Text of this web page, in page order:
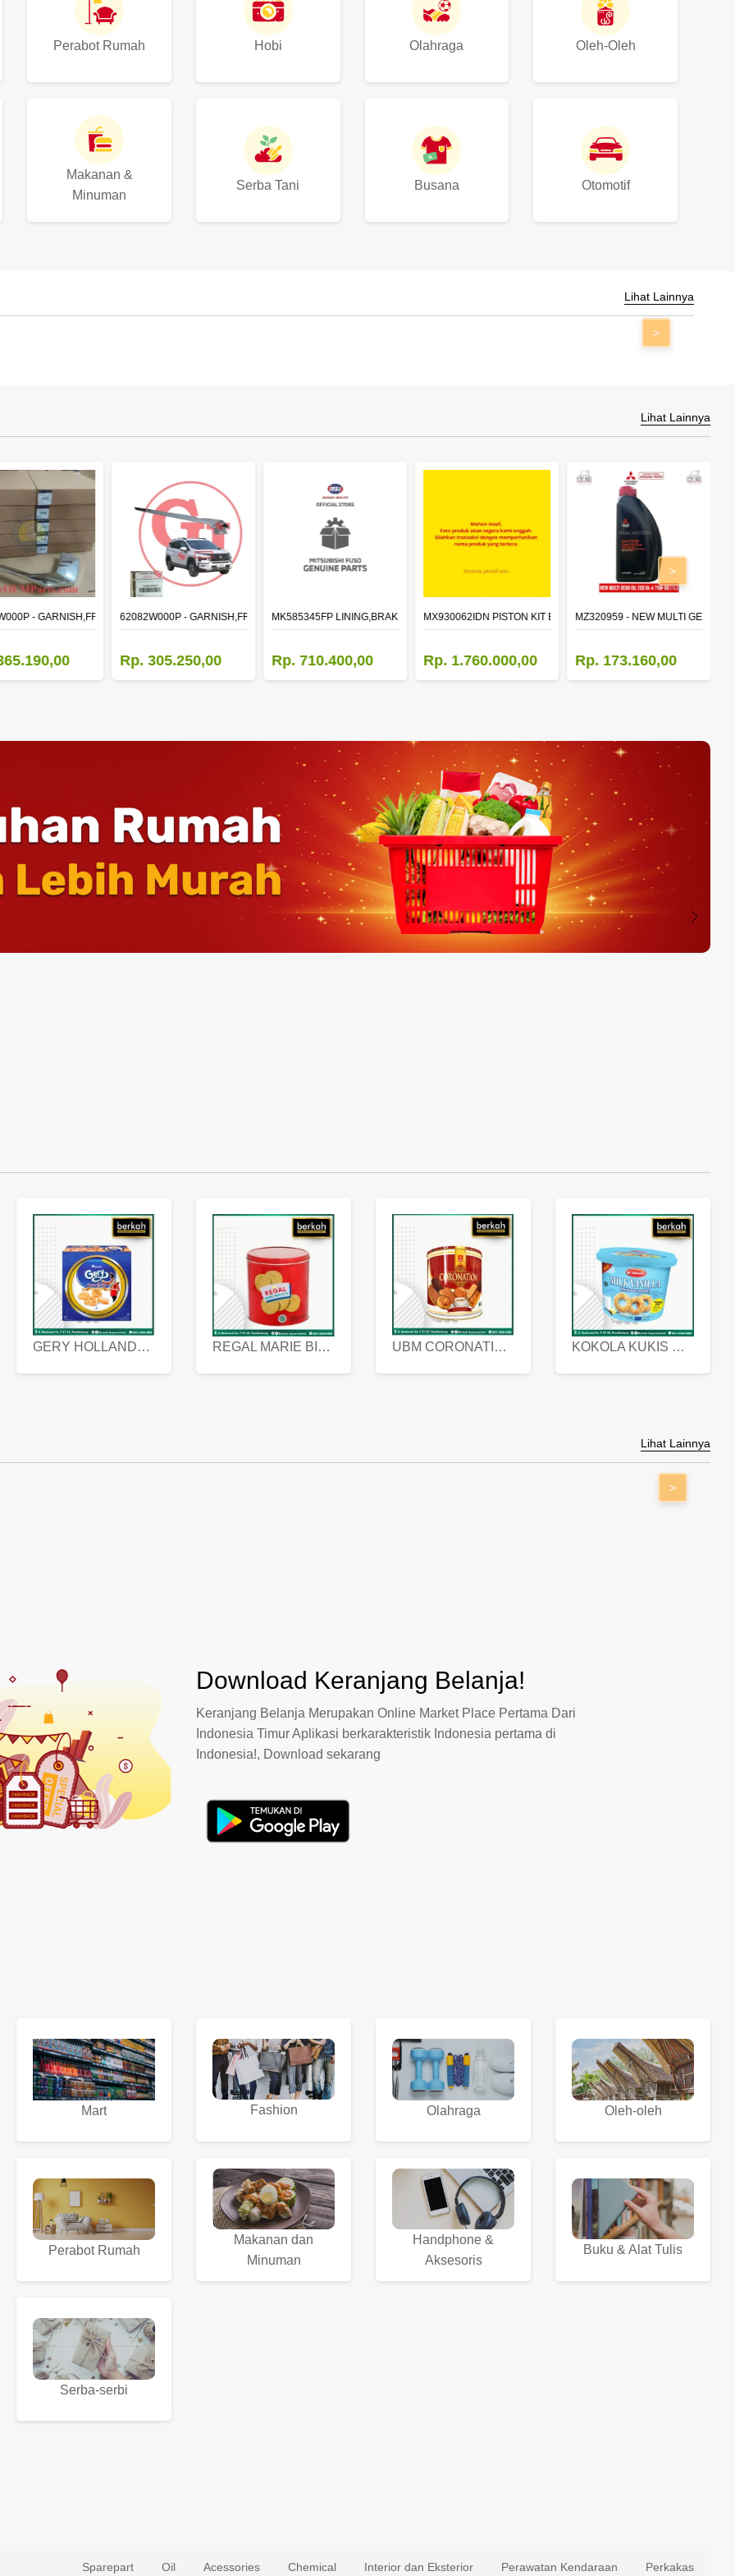
Perabot Rumah Hobi Olahraga Oleh-Oleh
Makanan &
Minuman
Serba Tani Busana Otomotif
Lihat Lainnya
>
Lihat Lainnya
- GARNISH,FR BUMPER SIDE62082W000P - GARNISH,FR BUMPER SIDE
Rp. 305.250,00
MK585345FP LINING,BRAKE 410X150 (F/A),RIVET
Rp. 710.400,00
MX930062IDN PISTON KIT EURO 4
Rp. 1.760.000,00
MZ320959 - NEW MULTI GEAR
Rp. 173.160,00
>
GERY HOLLANDA BUTTER COOKIES 450 GRAM REGAL MARIE BISCUIT KALENG 550 GRAM UBM CORONATION ASSORTED BISKUIT KALENG 450 GRAM KOKOLA KUKIS HYGIENIC MILK VANILLA PACK 320 GR
Lihat Lainnya
>
Download Keranjang Belanja!
Keranjang Belanja Merupakan Online Market Place Pertama Dari
Indonesia Timur Aplikasi berkarakteristik Indonesia pertama di
Indonesia!, Download sekarang
Mart Fashion Olahraga Oleh-oleh
Perabot Rumah
Makanan dan
Minuman
Handphone &
Aksesoris
Buku & Alat Tulis
Serba-serbi
Sparepart Oil Acessories Chemical Interior dan Eksterior Perawatan Kendaraan Perkakas